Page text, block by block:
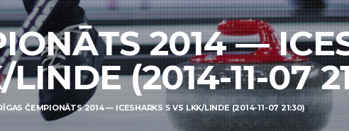
2014 —
LINDE (2014-11-07
ČEMPIONĀTS 2014 — ICESHARKS S VS LKK/LINDE (2014-11-07 21:30)